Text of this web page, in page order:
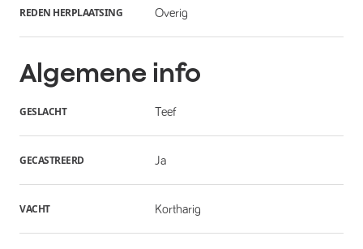
REDEN HERPLAATSING Overig
Algemene info
GESLACHT Teef
GECASTREERD Ja
VACHT Kortharig